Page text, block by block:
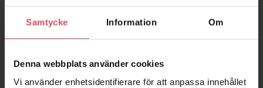
Samtycke Information Om
Denna webbplats använder cookies
Vi använder enhetsidentifierare för att anpassa innehållet